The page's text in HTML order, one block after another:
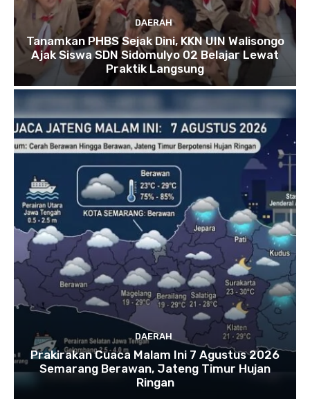
DAERAH
Tanamkan PHBS Sejak Dini, KKN UIN Walisongo
Ajak Siswa SDN Sidomulyo 02 Belajar Lewat
Praktik Langsung
DAERAH
Prakirakan Cuaca Malam Ini 7 Agustus 2026
Semarang Berawan, Jateng Timur Hujan
Ringan